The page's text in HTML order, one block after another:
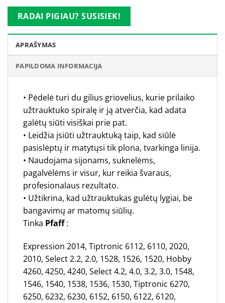
RADAI PIGIAU? SUSISIEK!
APRAŠYMAS
PAPILDOMA INFORMACIJA
• Pėdelė turi du gilius griovelius, kurie prilaiko
užtrauktuko spiralę ir ją atverčia, kad adata
galėtų siūti visiškai prie pat.
• Leidžia įsiūti užtrauktuką taip, kad siūlė
pasislėptų ir matytųsi tik plona, tvarkinga linija.
• Naudojama sijonams, suknelėms,
pagalvėlėms ir visur, kur reikia švaraus,
profesionalaus rezultato.
• Užtikrina, kad užtrauktukas gulėtų lygiai, be
bangavimų ar matomų siūlių.
Tinka Pfaff:
Expression 2014, Tiptronic 6112, 6110, 2020,
2010, Select 2.2, 2.0, 1528, 1526, 1520, Hobby
4260, 4250, 4240, Select 4.2, 4.0, 3.2, 3.0, 1548,
1546, 1540, 1538, 1536, 1530, Tiptronic 6270,
6250, 6232, 6230, 6152, 6150, 6122, 6120,